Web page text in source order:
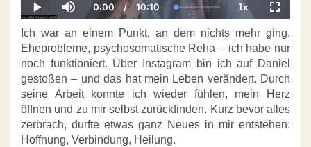
Play Mute
Current
Time
0:00 / Duration
10:10 Loaded:
0.00%
1xPlayback
Rate
Ich war an einem Punkt, an dem nichts mehr ging.
Eheprobleme, psychosomatische Reha – ich habe nur
noch funktioniert. Über Instagram bin ich auf Daniel
gestoßen – und das hat mein Leben verändert. Durch
seine Arbeit konnte ich wieder fühlen, mein Herz
öffnen und zu mir selbst zurückfinden. Kurz bevor alles
zerbrach, durfte etwas ganz Neues in mir entstehen:
Hoffnung, Verbindung, Heilung.